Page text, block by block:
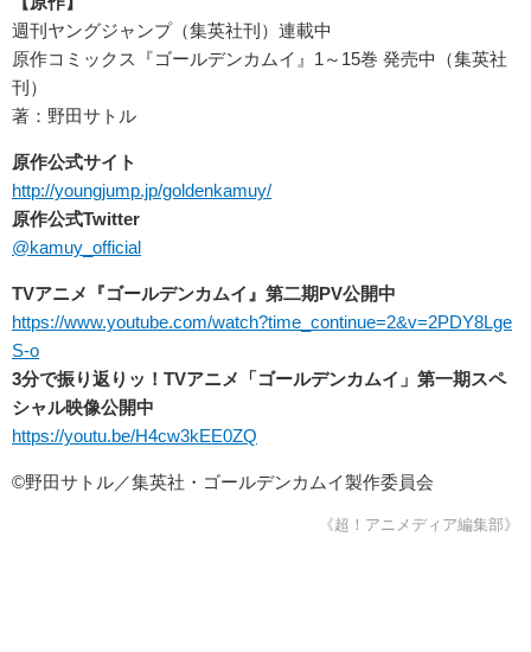
週刊ヤングジャンプ（集英社刊）連載中
原作コミックス『ゴールデンカムイ』1～15巻 発売中（集英社
刊）
著：野田サトル
原作公式サイト
http://youngjump.jp/goldenkamuy/
原作公式Twitter
@kamuy_official
TVアニメ『ゴールデンカムイ』第二期PV公開中
https://www.youtube.com/watch?time_continue=2&v=2PDY8Lge
S-o
3分で振り返りッ！TVアニメ「ゴールデンカムイ」第一期スペ
シャル映像公開中
https://youtu.be/H4cw3kEE0ZQ
©野田サトル／集英社・ゴールデンカムイ製作委員会
《超！アニメディア編集部》